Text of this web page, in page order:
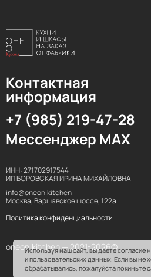
Контактная
информация
+7 (985) 219-47-28
Мессенджер MAX
ИНН: 271702917544
ИП БОРОВСКАЯ ИРИНА МИХАЙЛОВНА
info@oneon.kitchen
Москва, Варшавское шоссе, 122а
Политика конфиденциальности
oneon.kitchen — 2021-2026©
Используя наш сайт, вы даете согласие
и пользовательских данных. Если вы не
обрабатывались, пожалуйста покиньте